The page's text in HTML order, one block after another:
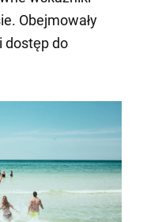
Obejmowały
dostęp do